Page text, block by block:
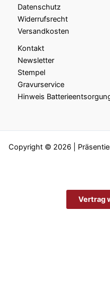
Datenschutz
Widerrufsrecht
Versandkosten
Kontakt
Newsletter
Stempel
Gravurservice
Hinweis
Copyright © 2026 |
Vertrag